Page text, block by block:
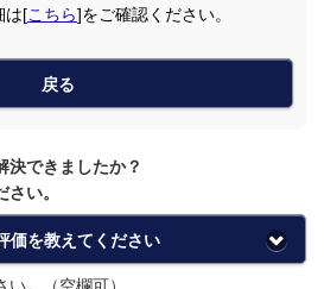
は[こちら]をご確認ください。
戻る
できましたか？
い。
価を教えてください